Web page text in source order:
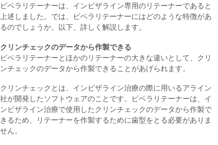
ビベラリテーナーは、インビザライン専用のリテーナーであると
上述しました。では、ビベラリテーナーにはどのような特徴があ
るのでしょうか。以下、詳しく解説します。
クリンチェックのデータから作製できる
ビベラリテーナーとほかのリテーナーの大きな違いとして、クリ
ンチェックのデータから作製できることがあげられます。
クリンチェックとは、インビザライン治療の際に用いるアライン
社が開発したソフトウェアのことです。ビベラリテーナーは、イ
ンビザライン治療で使用したクリンチェックのデータから作製で
きるため、リテーナーを作製するために歯型をとる必要がありま
せん。